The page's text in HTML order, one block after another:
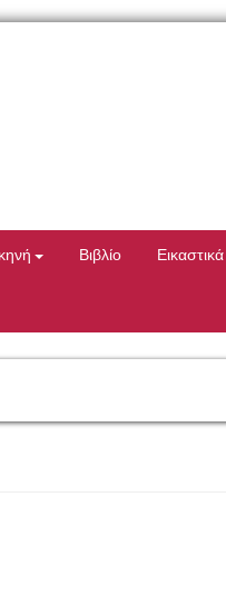
Βιβλίο Εικαστικά